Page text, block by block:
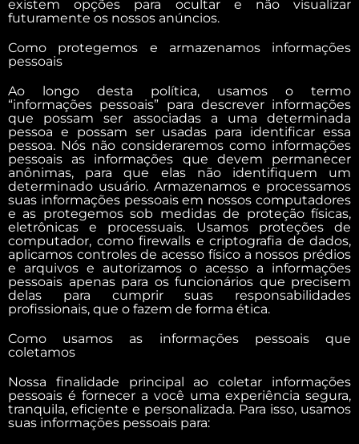
existem opções para ocultar e não visualizar
futuramente os nossos anúncios.
Como protegemos e armazenamos informações
pessoais
Ao longo desta política, usamos o termo
“informações pessoais” para descrever informações
que possam ser associadas a uma determinada
pessoa e possam ser usadas para identificar essa
pessoa. Nós não consideraremos como informações
pessoais as informações que devem permanecer
anônimas, para que elas não identifiquem um
determinado usuário. Armazenamos e processamos
suas informações pessoais em nossos computadores
e as protegemos sob medidas de proteção físicas,
eletrônicas e processuais. Usamos proteções de
computador, como firewalls e criptografia de dados,
aplicamos controles de acesso físico a nossos prédios
e arquivos e autorizamos o acesso a informações
pessoais apenas para os funcionários que precisem
delas para cumprir suas responsabilidades
profissionais, que o fazem de forma ética.
Como usamos as informações pessoais que
coletamos
Nossa finalidade principal ao coletar informações
pessoais é fornecer a você uma experiência segura,
tranquila, eficiente e personalizada. Para isso, usamos
suas informações pessoais para: